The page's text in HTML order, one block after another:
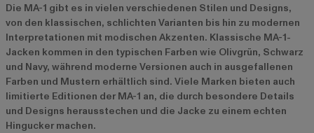
Die MA-1 gibt es in vielen verschiedenen Stilen und Designs,
von den klassischen, schlichten Varianten bis hin zu modernen
Interpretationen mit modischen Akzenten. Klassische MA-1-
Jacken kommen in den typischen Farben wie Olivgrün, Schwarz
und Navy, während moderne Versionen auch in ausgefallenen
Farben und Mustern erhältlich sind. Viele Marken bieten auch
limitierte Editionen der MA-1 an, die durch besondere Details
und Designs herausstechen und die Jacke zu einem echten
Hingucker machen.